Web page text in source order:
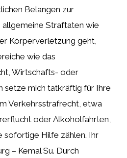
Belangen zur
allgemeine Straftaten wie
Körperverletzung geht,
wie das
Wirtschafts- oder
setze mich tatkräftig für Ihre
Verkehrsstrafrecht, etwa
oder Alkoholfahrten,
sofortige Hilfe zählen. Ihr
– Kemal Su. Durch